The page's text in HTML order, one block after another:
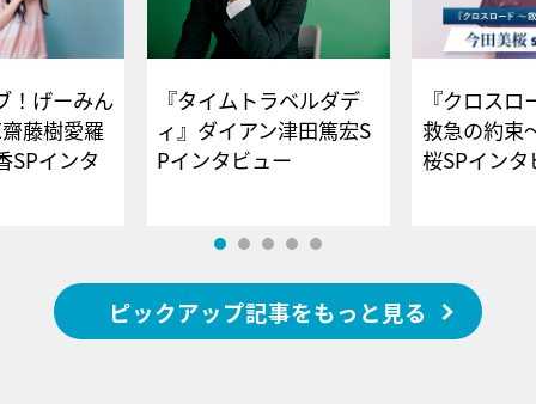
！げーみん
藤樹愛羅
SPインタ
『タイムトラベルダデ
ィ』ダイアン津田篤宏S
Pインタビュー
『クロス
救急の約束
桜SPイ
ピックアップ記事をもっと見る